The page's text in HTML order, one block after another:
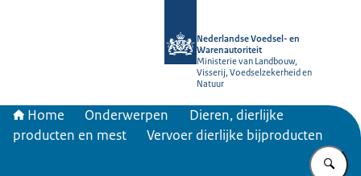
Nederlandse Voedsel- en
Warenautoriteit
Ministerie van Landbouw,
Visserij, Voedselzekerheid en
Natuur
Home Onderwerpen
Dieren, dierlijke
producten en mest
Vervoer dierlijke bijproducten